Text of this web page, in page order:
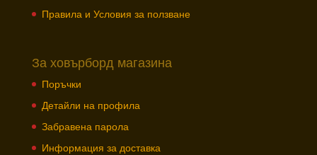
Правила и Условия за ползване
За ховърборд магазина
Поръчки
Детайли на профила
Забравена парола
Информация за доставка